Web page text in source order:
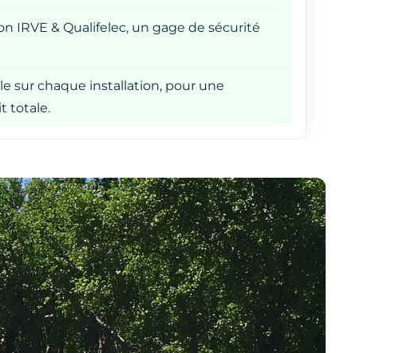
IRVE & Qualifelec, un gage de sécurité
sur chaque installation, pour une
totale.